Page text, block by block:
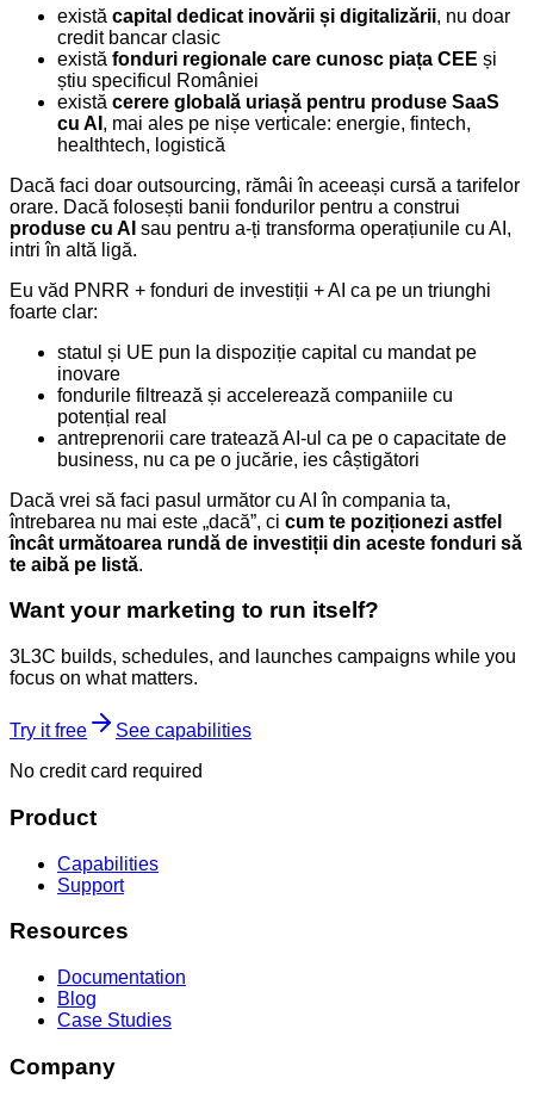
există capital dedicat inovării și digitalizării, nu doar
credit bancar clasic
există fonduri regionale care cunosc piața CEE și
știu specificul României
există cerere globală uriașă pentru produse SaaS
cu AI , mai ales pe nișe verticale: energie, fintech,
healthtech, logistică
Dacă faci doar outsourcing, rămâi în aceeași cursă a tarifelor
orare. Dacă folosești banii fondurilor pentru a construi
produse cu AI sau pentru a-ți transforma operațiunile cu AI,
intri în altă ligă.
Eu văd PNRR + fonduri de investiții + AI ca pe un triunghi
foarte clar:
statul și UE pun la dispoziție capital cu mandat pe
inovare
fondurile filtrează și accelerează companiile cu
potențial real
antreprenorii care tratează AI-ul ca pe o capacitate de
business, nu ca pe o jucărie, ies câștigători
Dacă vrei să faci pasul următor cu AI în compania ta,
întrebarea nu mai este „dacă”, ci cum te poziționezi astfel
încât următoarea rundă de investiții din aceste fonduri să
te aibă pe listă.
Want your marketing to run itself?
3L3C builds, schedules, and launches campaigns while you
focus on what matters.
Try it free
See capabilities
No credit card required
Product
Capabilities
Support
Resources
Documentation
Blog
Case Studies
Company